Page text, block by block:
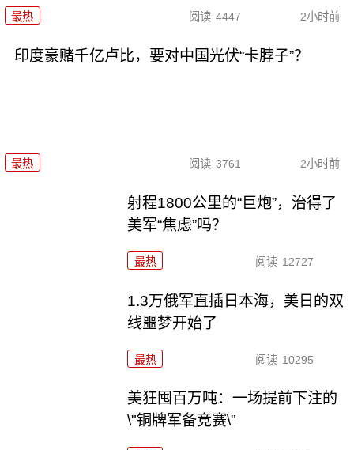
最热 阅读 4447 2小时前
印度豪赌千亿卢比，要对中国光伏“卡脖子”？
最热 阅读 3761 2小时前
射程1800公里的“巨炮”，治得了
美军“焦虑”吗？
最热 阅读 12727
1.3万俄军直插日本海，美日的双
线噩梦开始了
最热 阅读 10295
美狂囤百万吨：一场提前下注的
\"铜牌军备竞赛\"